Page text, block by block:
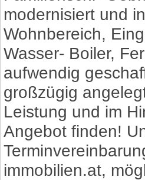
modernisiert und
Wohnbereich,
Wasser- Boiler,
aufwendig
großzügig
Leistung und im
Angebot finden!
immobilien.at,